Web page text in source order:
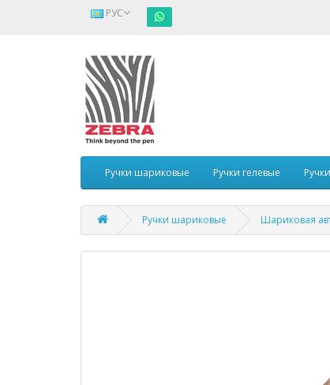
РУС
Ручки шариковые Ручки гелевые
Ручки шариковые Шариковая